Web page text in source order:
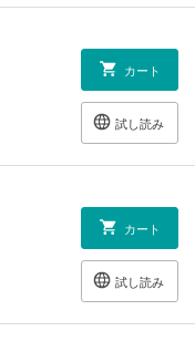
カート
試し読み
カート
試し読み